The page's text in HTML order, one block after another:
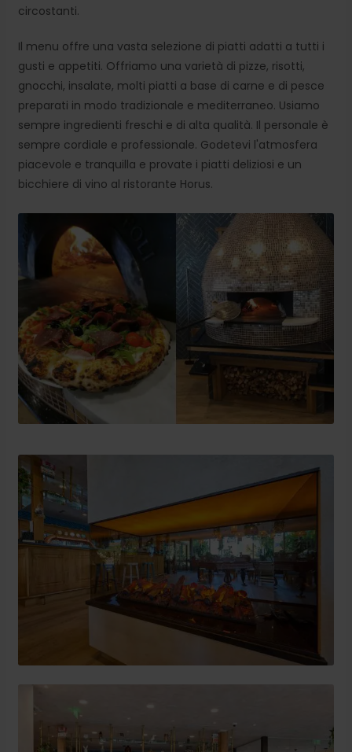
circostanti.
Il menu offre una vasta selezione di piatti adatti a tutti i
gusti e appetiti. Offriamo una varietà di pizze, risotti,
gnocchi, insalate, molti piatti a base di carne e di pesce
preparati in modo tradizionale e mediterraneo. Usiamo
sempre ingredienti freschi e di alta qualità. Il personale è
sempre cordiale e professionale. Godetevi l'atmosfera
piacevole e tranquilla e provate i piatti deliziosi e un
bicchiere di vino al ristorante Horus.